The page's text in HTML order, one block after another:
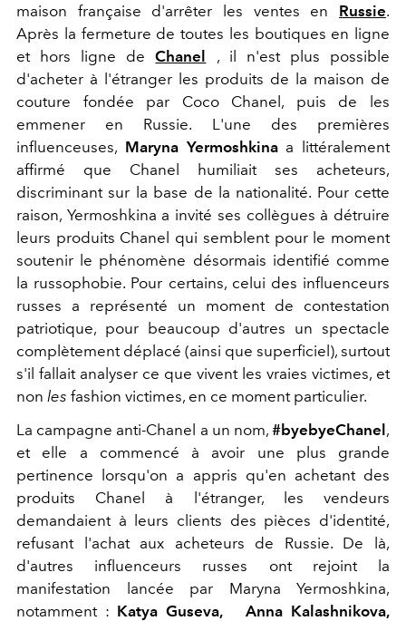
maison française d'arrêter les ventes en Russie.
Après la fermeture de toutes les boutiques en ligne
et hors ligne deChanel , il n'est plus possible
d'acheter à l'étranger les produits de la maison de
couture fondée par Coco Chanel, puis de les
emmener en Russie. L'une des premières
influenceuses, Maryna Yermoshkina a littéralement
affirmé que Chanel humiliait ses acheteurs,
discriminant sur la base de la nationalité. Pour cette
raison, Yermoshkina a invité ses collègues à détruire
leurs produits Chanel qui semblent pour le moment
soutenir le phénomène désormais identifié comme
la russophobie. Pour certains, celui des influenceurs
russes a représenté un moment de contestation
patriotique, pour beaucoup d'autres un spectacle
complètement déplacé (ainsi que superficiel), surtout
s'il fallait analyser ce que vivent les vraies victimes, et
non les fashion victimes, en ce moment particulier.
La campagne anti-Chanel a un nom, #byebyeChanel,
et elle a commencé à avoir une plus grande
pertinence lorsqu'on a appris qu'en achetant des
produits Chanel à l'étranger, les vendeurs
demandaient à leurs clients des pièces d'identité,
refusant l'achat aux acheteurs de Russie. De là,
d'autres influenceurs russes ont rejoint la
manifestation lancée par Maryna Yermoshkina,
notamment : Katya Guseva,
Anna Kalashnikova,